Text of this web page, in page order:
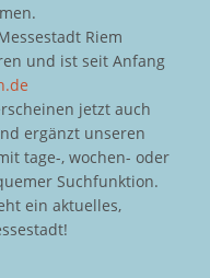
Riem
und ist seit Anfang
jetzt auch
ergänzt unseren
tage-, wochen- oder
Suchfunktion.
ein aktuelles,